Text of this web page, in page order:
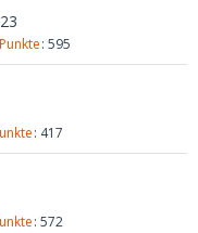
Punkte 595
417
572